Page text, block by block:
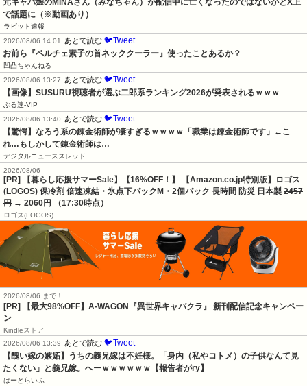
元キャバ嬢のMINAさん（みなちゃん）が配信中に亡くなったのではないかとX上
で話題に（※動画あり）
ラビット速報
2026/08/06 14:01
あとで読む 🐦Tweet
お前ら『ペルチェ素子の首ネッククーラー』使ったことあるか？
凹凸ちゃんねる
2026/08/06 13:27
あとで読む 🐦Tweet
【画像】SUSURU視聴者が選ぶ二郎系ランキング2026が発表されるｗｗｗ
ぶる速-VIP
2026/08/06 13:40
あとで読む 🐦Tweet
【驚愕】なろう系の錬金術師が凄すぎるｗｗｗｗ「職業は錬金術師です」←こ
れ…もしかして錬金術師は…
デジタルニューススレッド
2026/08/06
[PR] 【暮らし応援サマーSale】【16%OFF！】 【Amazon.co.jp特別版】ロゴス
(LOGOS) 保冷剤 倍速凍結・氷点下パックM・2個パック 長時間 防災 日本製 2457
円 → 2060円 （17:30時点）
ロゴス(LOGOS)
2026/08/06 まで！
[PR] 【最大98%OFF】A-WAGON『異世界キャバクラ』 新刊配信記念キャンペー
ン
Kindleストア
2026/08/06 13:39
あとで読む 🐦Tweet
【醜い嫁の嫉妬】うちの義兄嫁は不妊様。「身内（私やコトメ）の子供なんて見
たくない」と義兄嫁。へーｗｗｗｗｗｗ【報告者がry】
はーとらいふ